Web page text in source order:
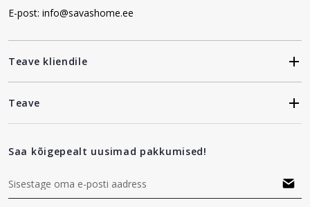
E-post: info@savashome.ee
Teave kliendile
Teave
Saa kõigepealt uusimad pakkumised!